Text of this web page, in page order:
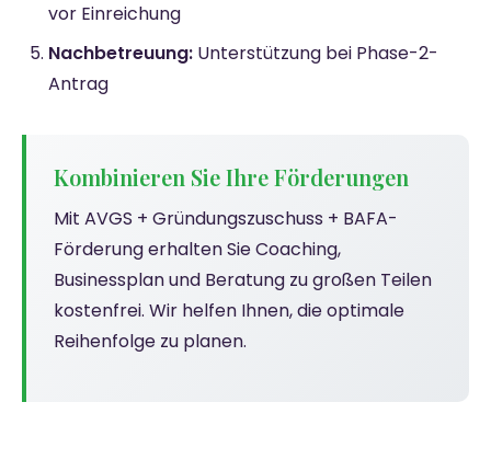
vor Einreichung
Nachbetreuung: Unterstützung bei Phase-2-
Antrag
Kombinieren Sie Ihre Förderungen
Mit AVGS + Gründungszuschuss + BAFA-
Förderung erhalten Sie Coaching,
Businessplan und Beratung zu großen Teilen
kostenfrei. Wir helfen Ihnen, die optimale
Reihenfolge zu planen.